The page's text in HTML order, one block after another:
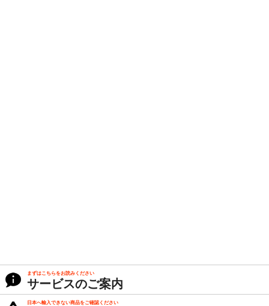
まずはこちらをお読みください
サービスのご案内
日本へ輸入できない商品をご確認ください